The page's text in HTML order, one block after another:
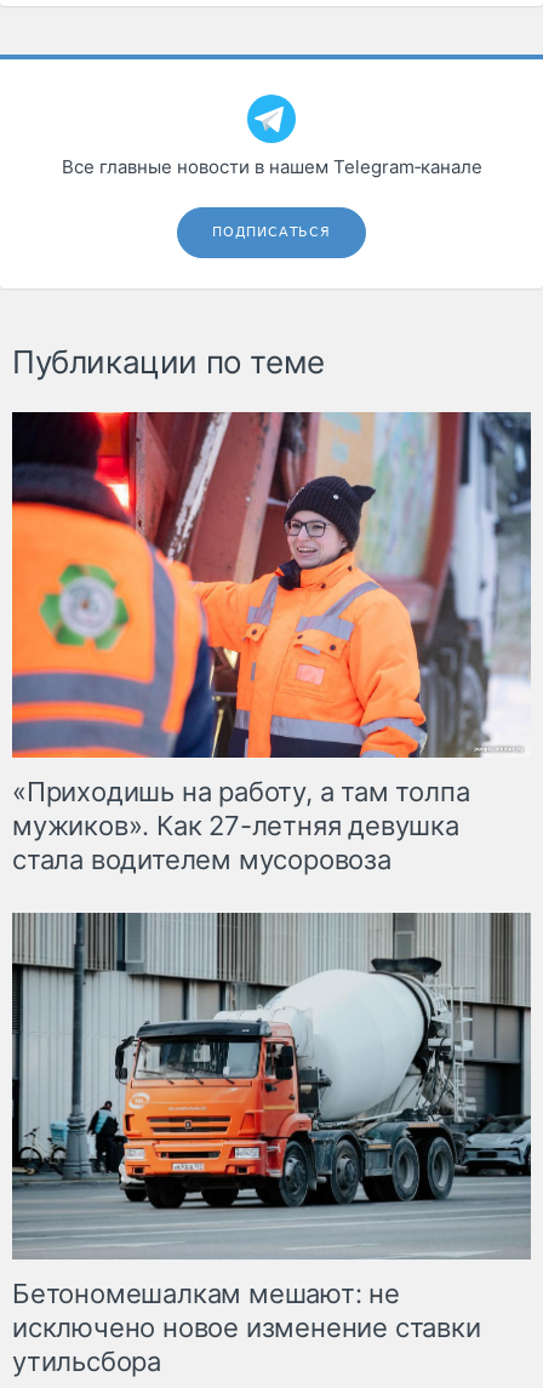
Все главные новости в нашем Telegram‑канале
ПОДПИСАТЬСЯ
Публикации по теме
«Приходишь на работу, а там толпа
мужиков». Как 27-летняя девушка
стала водителем мусоровоза
Бетономешалкам мешают: не
исключено новое изменение ставки
утильсбора